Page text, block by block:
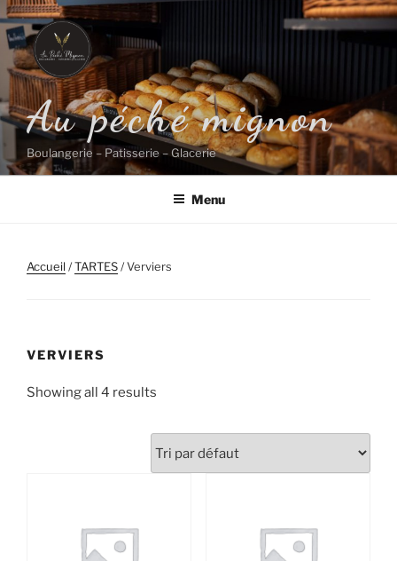
Aller
au
contenu
principal
Au péché mignon
Boulangerie – Patisserie – Glacerie
Menu
Accueil/TARTES/ Verviers
VERVIERS
Showing all 4 results